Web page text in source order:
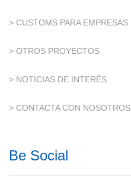
> CUSTOMS PARA EMPRESAS
> OTROS PROYECTOS
> NOTICIAS DE INTERÉS
> CONTACTA CON NOSOTROS
Be Social